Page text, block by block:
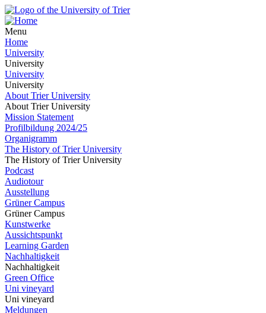
Menu
Home
University
University
University
University
About Trier University
About Trier University
Mission Statement
Profilbildung 2024/25
Organigramm
The History of Trier University
The History of Trier University
Podcast
Audiotour
Ausstellung
Grüner Campus
Grüner Campus
Kunstwerke
Aussichtspunkt
Learning Garden
Nachhaltigkeit
Nachhaltigkeit
Green Office
Uni vineyard
Uni vineyard
Meldungen